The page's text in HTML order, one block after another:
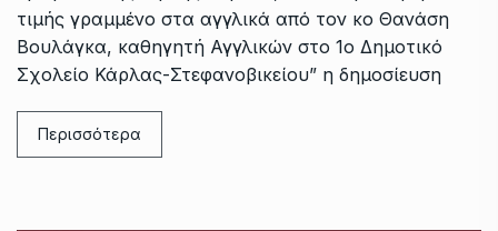
τιμής γραμμένο στα αγγλικά από τον κο Θανάση
Βουλάγκα, καθηγητή Αγγλικών στο 1ο Δημοτικό
Σχολείο Κάρλας-Στεφανοβικείου” η δημοσίευση
Περισσότερα